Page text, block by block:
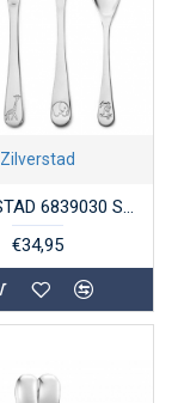
Zilverstad
ZILVERSTAD 6839030 STALEN KINDERCOUVERT 4-DELIG NIJNTJE DIERENTUIN
€34,95